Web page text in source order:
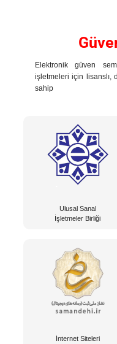
Elektronik güven
işletmeleri için lisanslı,
sahip
Ulusal Sanal
İşletmeler Birliği
İnternet Siteleri